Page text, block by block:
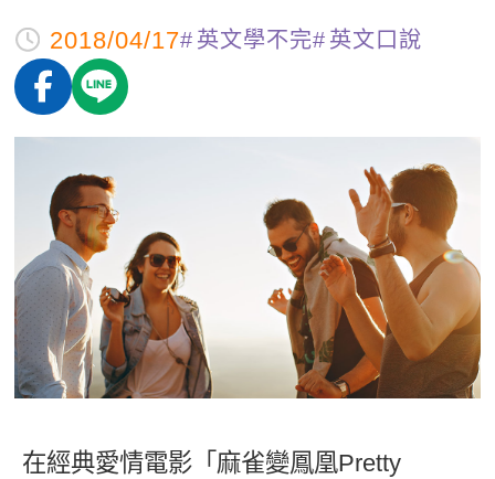
商用英文
英文檢定
IELTS 雅思課程
GEPT 全民英檢課程
TOEFL 托福課程
自然發音
英文聽力養成
開口溜英文
旅遊英文
基礎字彙
情境閱讀
特色課程
主題課程
英語俱樂部
ECAM
Let's Talk
線上真人
日語
韓語
外語即時通
更多
一對一家教
點讀筆教材
英文部落格
影音學英文
英文能力測驗
師資團隊
學習分享
學員故事
學員讚出來
活動花絮
校園贊助
企業服務
Recruiting
2018/04/17 英文學不完 英文口說
在經典愛情電影「麻雀變鳳凰Pretty